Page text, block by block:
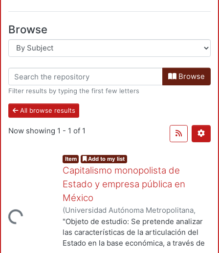
Browse
Browse
Filter results by typing the first few letters
All browse results
Now showing 1 - 1 of 1
Loading...
Item Add to my list
Capitalismo monopolista de
Estado y empresa pública en
México
(Universidad Autónoma Metropolitana,
Unidad Azcapotzalco, División de Ciencias
Sociales y Humanidades, Departamento
de Administración ,1979)Núñez Estrada,
"Objeto de estudio: Se pretende analizar
las características de la articulación del
Estado en la base económica, a través de